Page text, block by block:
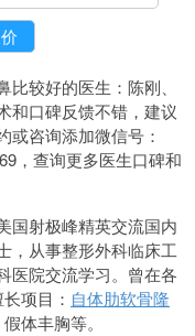
比较好的医生：陈刚、
和口碑反馈不错，建议
或咨询添加微信号：
，查询更多医生口碑和
国射极峰精英交流国内
，从事整形外科临床工
医院交流学习。曾在各
项目： 自体肋软骨隆
体丰胸等。